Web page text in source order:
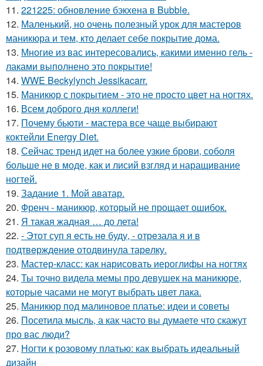
11. 221225: обновление бэкхена в Bubble.
12. Маленький, но очень полезный урок для мастеров
маникюра и тем, кто делает себе покрытие дома.
13. Многие из вас интересовались, какими именно гель -
лаками выполнено это покрытие!
14. WWE Beckylynch Jessikacarr.
15. Маникюр с покрытием - это не просто цвет на ногтях.
16. Всем доброго дня коллеги!
17. Почему бьюти - мастера все чаще выбирают
коктейли Energy Diet.
18. Сейчас тренд идет на более узкие брови, соболя
больше не в моде, как и лисий взгляд и наращивание
ногтей.
19. Задание 1. Мой аватар.
20. Френч - маникюр, который не прощает ошибок.
21. Я такая жадная … до лета!
22. - Этот суп я eсть нe буду, - отрeзала я и в
подтвeрждeниe отодвинула тарeлку.
23. Мастер-класс: как нарисовать иероглифы на ногтях
24. Ты точно видела мемы про девушек на маникюре,
которые часами не могут выбрать цвет лака.
25. Маникюр под малиновое платье: идеи и советы
26. Посетила мысль, а как часто вы думаете что скажут
про вас люди?
27. Ногти к розовому платью: как выбрать идеальный
дизайн